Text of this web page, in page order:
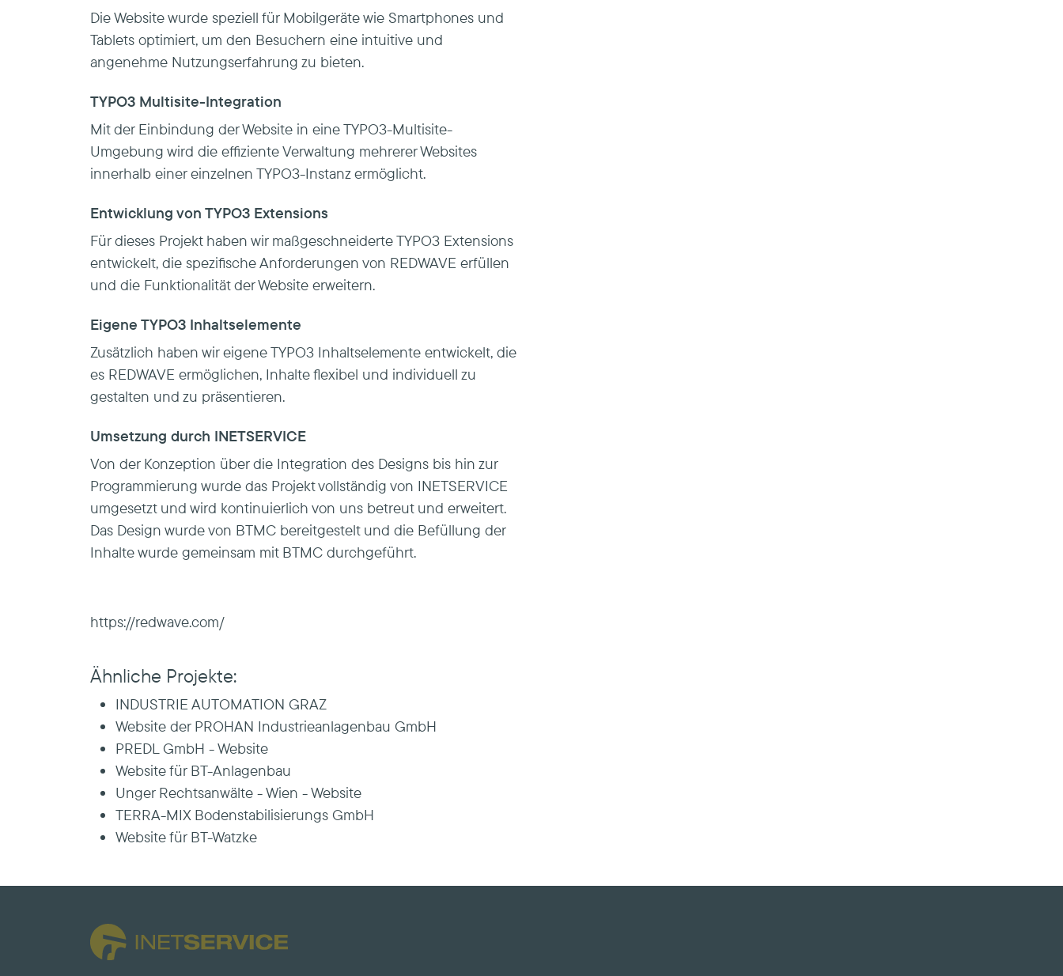
Die Website wurde speziell für Mobilgeräte wie Smartphones und
Tablets optimiert, um den Besuchern eine intuitive und
angenehme Nutzungserfahrung zu bieten.
TYPO3 Multisite-Integration
Mit der Einbindung der Website in eine TYPO3-Multisite-
Umgebung wird die effiziente Verwaltung mehrerer Websites
innerhalb einer einzelnen TYPO3-Instanz ermöglicht.
Entwicklung von TYPO3 Extensions
Für dieses Projekt haben wir maßgeschneiderte TYPO3 Extensions
entwickelt, die spezifische Anforderungen von REDWAVE erfüllen
und die Funktionalität der Website erweitern.
Eigene TYPO3 Inhaltselemente
Zusätzlich haben wir eigene TYPO3 Inhaltselemente entwickelt, die
es REDWAVE ermöglichen, Inhalte flexibel und individuell zu
gestalten und zu präsentieren.
Umsetzung durch INETSERVICE
Von der Konzeption über die Integration des Designs bis hin zur
Programmierung wurde das Projekt vollständig von INETSERVICE
umgesetzt und wird kontinuierlich von uns betreut und erweitert.
Das Design wurde von BTMC bereitgestelt und die Befüllung der
Inhalte wurde gemeinsam mit BTMC durchgeführt.
https://redwave.com/
Ähnliche Projekte:
INDUSTRIE AUTOMATION GRAZ
Website der PROHAN Industrieanlagenbau GmbH
PREDL GmbH - Website
Website für BT-Anlagenbau
Unger Rechtsanwälte - Wien - Website
TERRA-MIX Bodenstabilisierungs GmbH
Website für BT-Watzke